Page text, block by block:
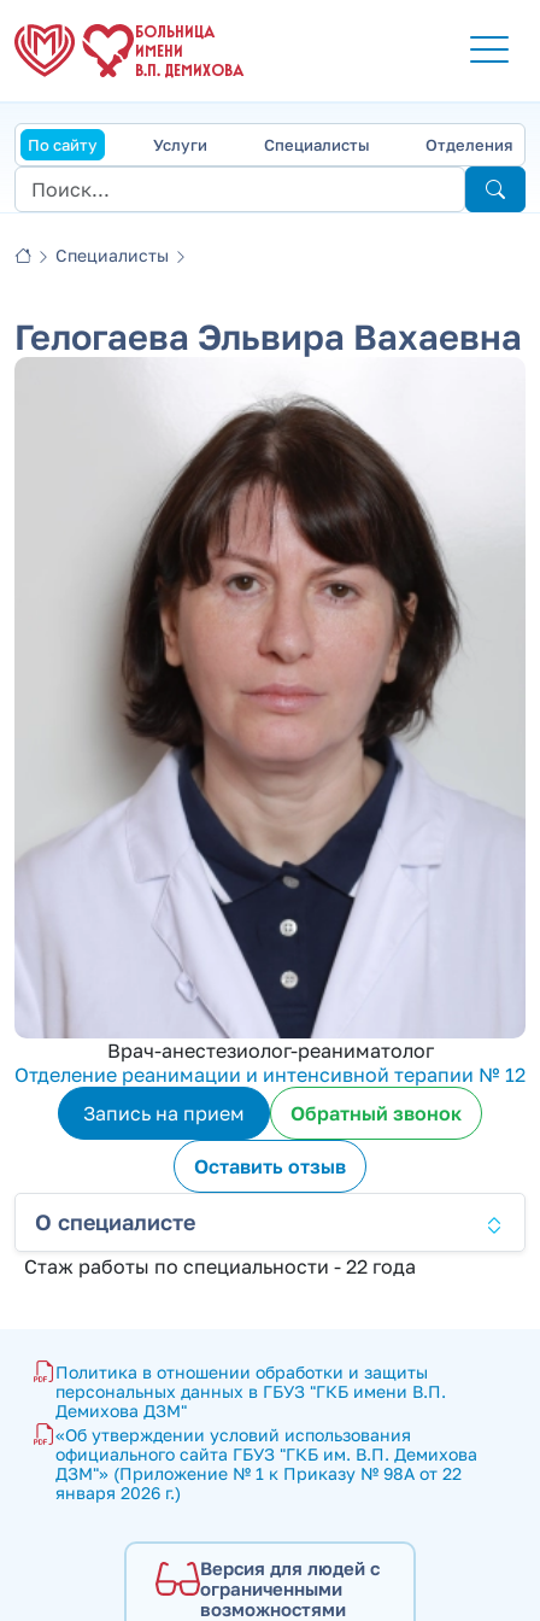
БОЛЬНИЦА
ИМЕНИ
В.П. ДЕМИХОВА
По сайту Услуги Специалисты Отделения
Специалисты
Гелогаева Эльвира Вахаевна
Врач-анестезиолог-реаниматолог
Отделение реанимации и интенсивной терапии № 12
Запись на прием
Обратный звонок
Оставить отзыв
О специалисте
Стаж работы по специальности - 22 года
Политика в отношении обработки и защиты
персональных данных в ГБУЗ "ГКБ имени В.П.
Демихова ДЗМ"
«Об утверждении условий использования
официального сайта ГБУЗ "ГКБ им. В.П. Демихова
ДЗМ"» (Приложение № 1 к Приказу № 98А от 22
января 2026 г.)
Версия для людей с
ограниченными
возможностями